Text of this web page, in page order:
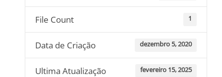
File Count 1
Data de Criação dezembro 5, 2020
Ultima Atualização fevereiro 15, 2025